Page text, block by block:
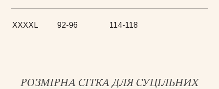
XXXXL 92-96 114-118
РОЗМІРНА СІТКА ДЛЯ СУЦІЛЬНИХ